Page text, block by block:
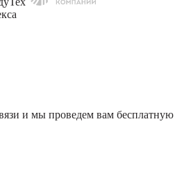
и мы проведем вам бесплатную